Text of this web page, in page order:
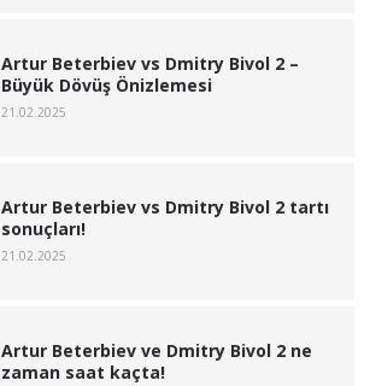
Artur Beterbiev vs Dmitry Bivol 2 –
Büyük Dövüş Önizlemesi
21.02.2025
Artur Beterbiev vs Dmitry Bivol 2 tartı
sonuçları!
21.02.2025
Artur Beterbiev ve Dmitry Bivol 2 ne
zaman saat kaçta!